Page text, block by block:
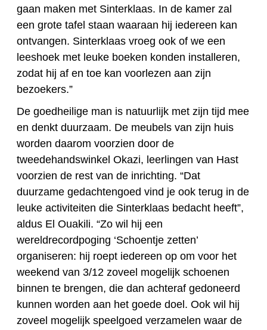
gaan maken met Sinterklaas. In de kamer zal
een grote tafel staan waaraan hij iedereen kan
ontvangen. Sinterklaas vroeg ook of we een
leeshoek met leuke boeken konden installeren,
zodat hij af en toe kan voorlezen aan zijn
bezoekers.”
De goedheilige man is natuurlijk met zijn tijd mee
en denkt duurzaam. De meubels van zijn huis
worden daarom voorzien door de
tweedehandswinkel Okazi, leerlingen van Hast
voorzien de rest van de inrichting. “Dat
duurzame gedachtengoed vind je ook terug in de
leuke activiteiten die Sinterklaas bedacht heeft”,
aldus El Ouakili. “Zo wil hij een
wereldrecordpoging ‘Schoentje zetten’
organiseren: hij roept iedereen op om voor het
weekend van 3/12 zoveel mogelijk schoenen
binnen te brengen, die dan achteraf gedoneerd
kunnen worden aan het goede doel. Ook wil hij
zoveel mogelijk speelgoed verzamelen waar de